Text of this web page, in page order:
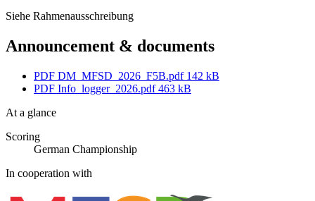
Siehe Rahmenausschreibung
Announcement & documents
PDF DM_MFSD_2026_F5B.pdf 142 kB
PDF Info_logger_2026.pdf 463 kB
At a glance
Scoring
German Championship
In cooperation with